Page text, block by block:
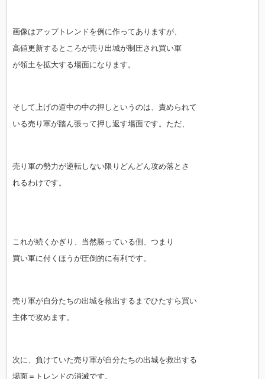
画像はアップトレンドを例に作ってありますが、
高値更新するところが売り出城が制圧され買い軍
が領土を拡大する場面になります。
そして上げの道中の中の押しというのは、責められて
いる売り軍が踏ん張って押し返す場面です。ただ、
売り軍の勢力が逆転しない限りどんどん攻め落とさ
れるわけです。
これが続くかぎり、当然勝っている側、つまり
買い軍に付くほうが圧倒的に有利です。
売り軍が自分たちの出城を救出するまでひたすら買い
主体で攻めます。
次に、負けていた売り軍が自分たちの出城を救出する
場面＝トレンドの消滅です。